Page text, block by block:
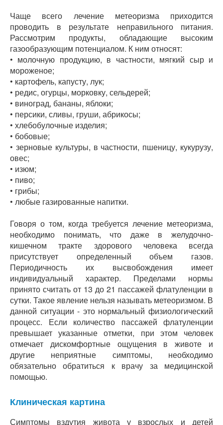
Чаще всего лечение метеоризма приходится
проводить в результате неправильного питания.
Рассмотрим продукты, обладающие высоким
газообразующим потенциалом. К ним относят:
• молочную продукцию, в частности, мягкий сыр и
мороженое;
• картофель, капусту, лук;
• редис, огурцы, морковку, сельдерей;
• виноград, бананы, яблоки;
• персики, сливы, груши, абрикосы;
• хлебобулочные изделия;
• бобовые;
• зерновые культуры, в частности, пшеницу, кукурузу,
овес;
• изюм;
• пиво;
• грибы;
• любые газированные напитки.
Говоря о том, когда требуется лечение метеоризма,
необходимо понимать, что даже в желудочно-
кишечном тракте здорового человека всегда
присутствует определенный объем газов.
Периодичность их высвобождения имеет
индивидуальный характер. Пределами нормы
принято считать от 13 до 21 пассажей флатуленции в
сутки. Такое явление нельзя называть метеоризмом. В
данной ситуации - это нормальный физиологический
процесс. Если количество пассажей флатуленции
превышает указанные отметки, при этом человек
отмечает дискомфортные ощущения в животе и
другие неприятные симптомы, необходимо
обязательно обратиться к врачу за медицинской
помощью.
Клиническая картина
Симптомы вздутия живота у взрослых и детей